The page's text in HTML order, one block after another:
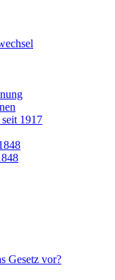
1917
Gesetz vor?